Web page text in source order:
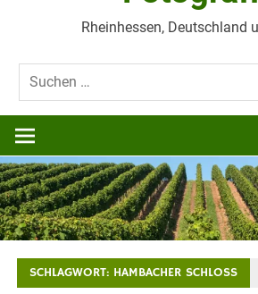
Rheinhessen, Deutschland
SCHLAGWORT: HAMBACHER SCHLOSS